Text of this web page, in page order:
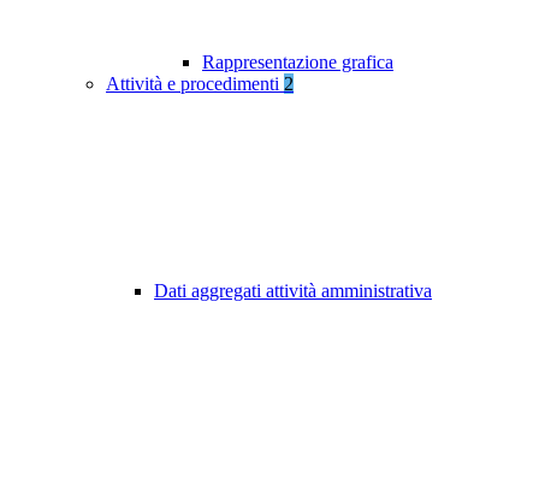
Rappresentazione grafica
Attività e procedimenti 2
Dati aggregati attività amministrativa